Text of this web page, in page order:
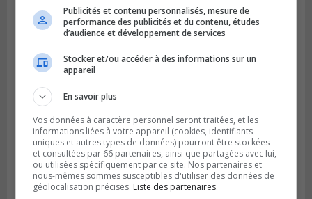
Publié le 6 août 2026 à 05h39
La grenade du camping du lac Cristal était
inoffensive
Publicités et contenu personnalisés, mesure de
performance des publicités et du contenu, études
d’audience et développement de services
Stocker et/ou accéder à des informations sur un
appareil
En savoir plus
Vos données à caractère personnel seront traitées, et les
informations liées à votre appareil (cookies, identifiants
uniques et autres types de données) pourront être stockées
et consultées par 66 partenaires, ainsi que partagées avec lui,
ou utilisées spécifiquement par ce site. Nos partenaires et
nous-mêmes sommes susceptibles d'utiliser des données de
géolocalisation précises. Liste des partenaires.